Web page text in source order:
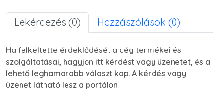
Lekérdezés (0) Hozzászólások (0)
Ha felkeltette érdeklődését a cég termékei és
szolgáltatásai, hagyjon itt kérdést vagy üzenetet, és a
lehető leghamarabb választ kap. A kérdés vagy
üzenet látható lesz a portálon